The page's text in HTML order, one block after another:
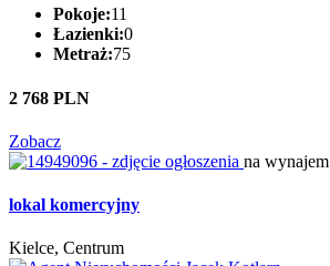
Pokoje:11
Łazienki:0
Metraż:75
2 768 PLN
Zobacz
na wynajem
lokal komercyjny
Kielce, Centrum